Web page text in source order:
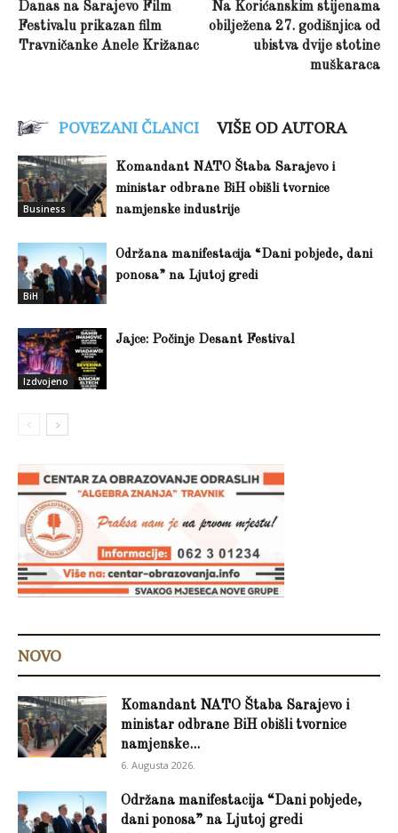
Danas na Sarajevo Film
Festivalu prikazan film
Travničanke Anele Križanac
Na Korićanskim stijenama
obilježena 27. godišnjica od
ubistva dvije stotine
muškaraca
POVEZANI ČLANCI VIŠE OD AUTORA
Business
Komandant NATO Štaba Sarajevo i
ministar odbrane BiH obišli tvornice
namjenske industrije
BiH
Održana manifestacija “Dani pobjede, dani
ponosa” na Ljutoj gredi
Izdvojeno
Jajce: Počinje Desant Festival
NOVO
Komandant NATO Štaba Sarajevo i
ministar odbrane BiH obišli tvornice
namjenske...
6. Augusta 2026.
Održana manifestacija “Dani pobjede,
dani ponosa” na Ljutoj gredi